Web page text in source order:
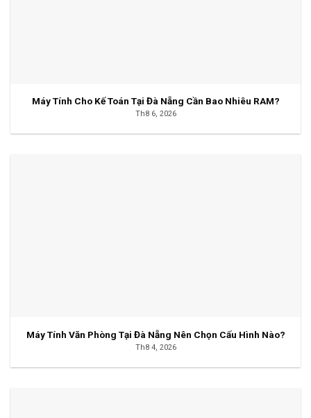
Máy Tính Cho Kế Toán Tại Đà Nẵng Cần Bao Nhiêu RAM?
Th8 6, 2026
Máy Tính Văn Phòng Tại Đà Nẵng Nên Chọn Cấu Hình Nào?
Th8 4, 2026